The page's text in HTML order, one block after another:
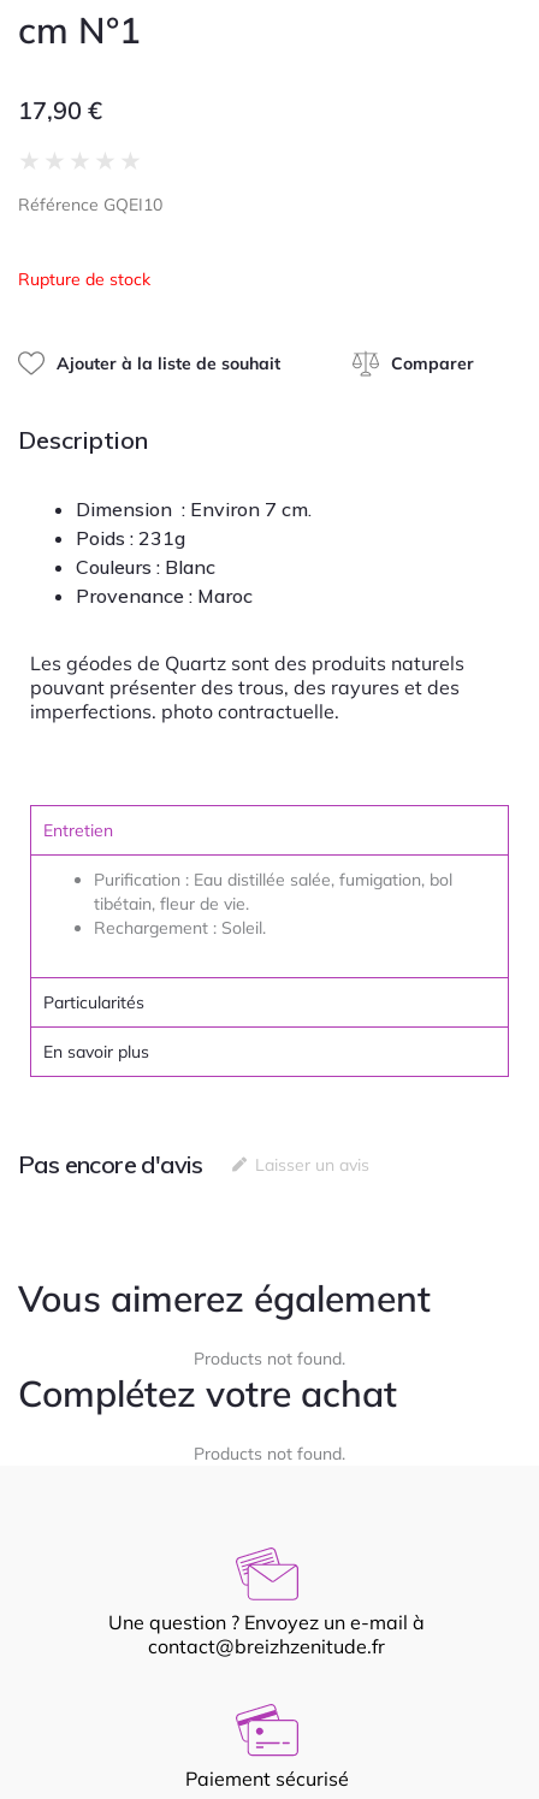
cm N°1
17,90 €
★ ★ ★ ★ ★
sur
Référence GQEI10
Rupture de stock
Ajouter à la liste de souhait Comparer
Description
Dimension : Environ 7 cm.
Poids : 231g
Couleurs : Blanc
Provenance : Maroc
Les géodes de Quartz sont des produits naturels
pouvant présenter des trous, des rayures et des
imperfections. photo contractuelle.
Entretien
Purification : Eau distillée salée, fumigation, bol
tibétain, fleur de vie.
Rechargement : Soleil.
Particularités
En savoir plus
Pas encore d'avis Laisser un avis
Vous aimerez également
Products not found.
Complétez votre achat
Products not found.
Une question ? Envoyez un e-mail à
contact@breizhzenitude.fr
Paiement sécurisé